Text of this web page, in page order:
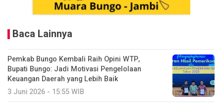
Baca Lainnya
Pemkab Bungo Kembali Raih Opini WTP,
Bupati Bungo: Jadi Motivasi Pengelolaan
Keuangan Daerah yang Lebih Baik
3 Juni 2026 - 15:55 WIB